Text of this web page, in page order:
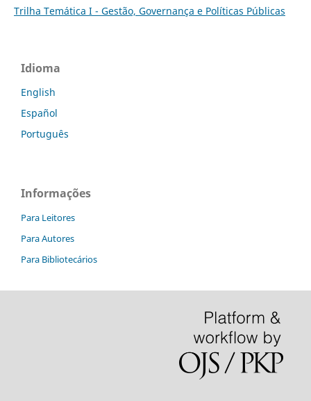
Trilha Temática I - Gestão, Governança e Políticas Públicas
Idioma
English
Español
Português
Informações
Para Leitores
Para Autores
Para Bibliotecários